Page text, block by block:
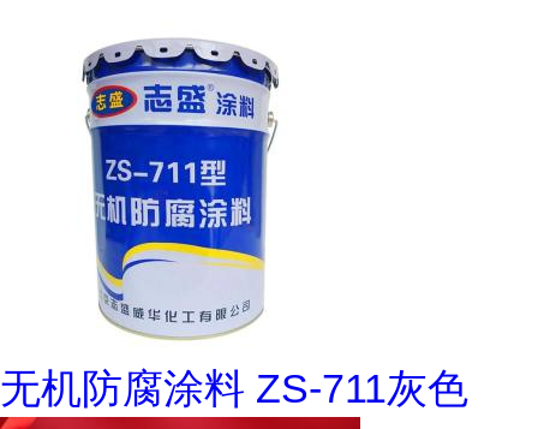
无机防腐涂料 ZS-711灰色